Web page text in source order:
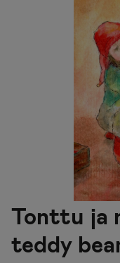
Tonttu ja
teddy